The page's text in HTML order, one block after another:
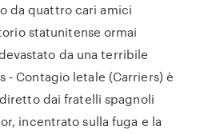
da quattro cari amici
statunitense ormai
da una terribile
- Contagio letale (Carriers) è
dai fratelli spagnoli
incentrato sulla fuga e la